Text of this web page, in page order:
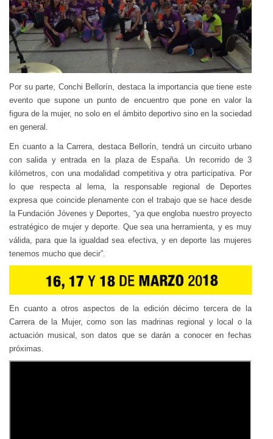
Por su parte, Conchi Bellorín, destaca la importancia que tiene este
evento que supone un punto de encuentro que pone en valor la
figura de la mujer, no solo en el ámbito deportivo sino en la sociedad
en general.
En cuanto a la Carrera, destaca Bellorín, tendrá un circuito urbano
con salida y entrada en la plaza de España. Un recorrido de 3
kilómetros, con una modalidad competitiva y otra participativa. Por
lo que respecta al lema, la responsable regional de Deportes
expresa que coincide plenamente con el trabajo que se hace desde
la Fundación Jóvenes y Deportes, “ya que engloba nuestro proyecto
estratégico de mujer y deporte. Que sea una herramienta, y es muy
válida, para que la igualdad sea efectiva, y en deporte las mujeres
tenemos mucho que decir”.
En cuanto a otros aspectos de la edición décimo tercera de la
Carrera de la Mujer, como son las madrinas regional y local o la
actuación musical, son datos que se darán a conocer en fechas
próximas.